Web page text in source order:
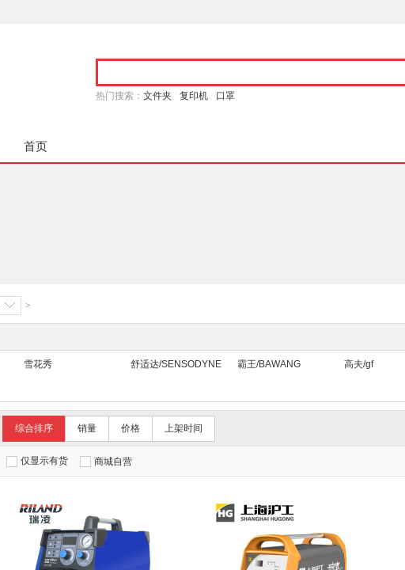
热门搜索： 文件夹 复印机 口罩
首页
>
雪花秀 舒适达/SENSODYNE 霸王/BAWANG 高夫/gf
综合排序 销量 价格 上架时间
仅显示有货 商城自营